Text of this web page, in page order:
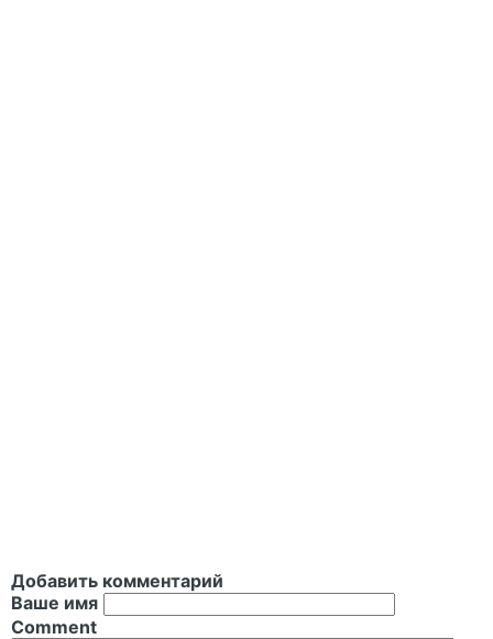
Добавить комментарий
Ваше имя
Comment